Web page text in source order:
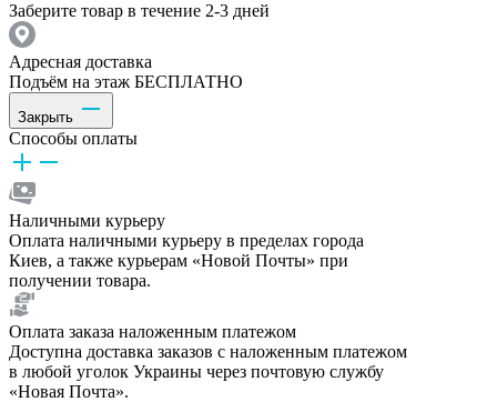
Заберите товар в течение 2-3 дней
Адресная доставка
Подъём на этаж БЕСПЛАТНО
Закрыть
Способы оплаты
Наличными курьеру
Оплата наличными курьеру в пределах города
Киев, а также курьерам «Новой Почты» при
получении товара.
Оплата заказа наложенным платежом
Доступна доставка заказов с наложенным платежом
в любой уголок Украины через почтовую службу
«Новая Почта».